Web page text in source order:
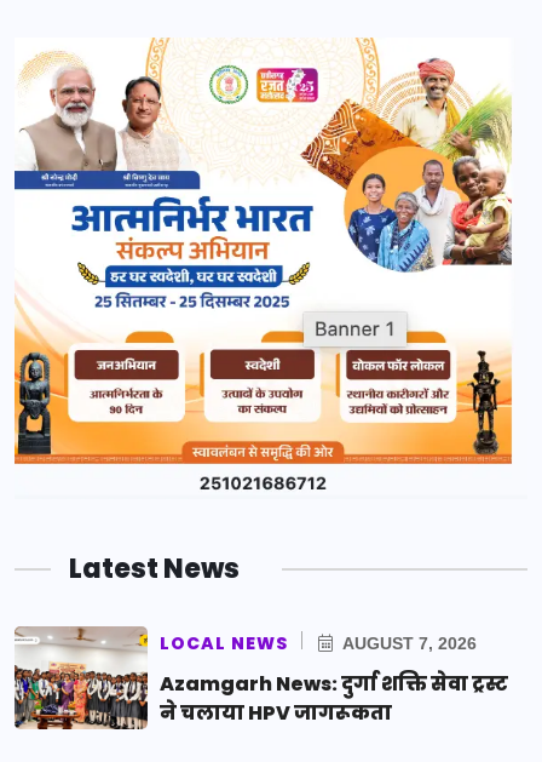
Latest News
LOCAL NEWS AUGUST 7, 2026
Azamgarh News: दुर्गा शक्ति सेवा ट्रस्ट
ने चलाया HPV जागरूकता